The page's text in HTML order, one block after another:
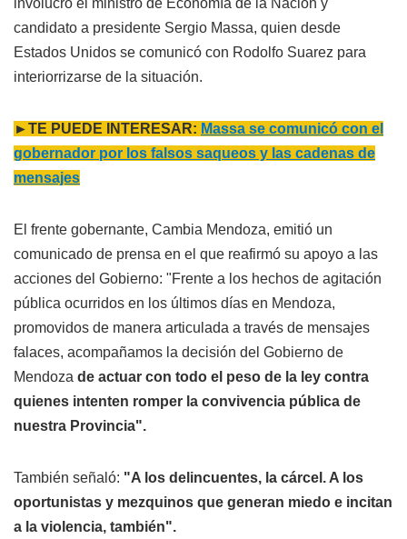
candidato a presidente Sergio Massa, quien desde
Estados Unidos se comunicó con Rodolfo Suarez para
interiorrizarse de la situación.
►TE PUEDE INTERESAR: Massa se comunicó con el
gobernador por los falsos saqueos y las cadenas de
mensajes
El frente gobernante, Cambia Mendoza, emitió un
comunicado de prensa en el que reafirmó su apoyo a las
acciones del Gobierno: "Frente a los hechos de agitación
pública ocurridos en los últimos días en Mendoza,
promovidos de manera articulada a través de mensajes
falaces, acompañamos la decisión del Gobierno de
Mendoza de actuar con todo el peso de la ley contra
quienes intenten romper la convivencia pública de
nuestra Provincia".
También señaló: "A los delincuentes, la cárcel. A los
oportunistas y mezquinos que generan miedo e incitan
a la violencia, también".